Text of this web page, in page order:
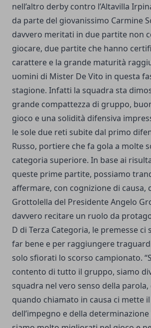
nell’altro derby contro l’Altavilla
da parte del giovanissimo Carmine
davvero meritati in due partite non
giocare, due partite che hanno
carattere e la grande maturità
uomini di Mister De Vito in questa
stagione. Infatti la squadra sta
grande compattezza di gruppo,
gioco e una solidità difensiva
le sole due reti subite dal primo
Russo, portiere che fa gola a molte
categoria superiore. In base ai
queste prime partite, possiamo
affermare, con cognizione di causa,
Grottolella del Presidente Angelo
davvero recitare un ruolo da
D di Terza Categoria, le premesse
far bene e per raggiungere
solo sfiorati lo scorso campionato.
contento di tutto il gruppo, siamo
squadra nel vero senso della
quando chiamato in causa ci mette
dell’impegno e della